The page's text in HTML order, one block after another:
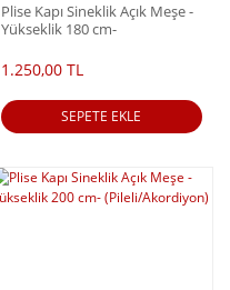
Plise Kapı Sineklik Açık Meşe -
Yükseklik 180 cm-
1.250,00 TL
SEPETE EKLE